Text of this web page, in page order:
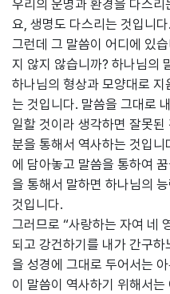
우리의 운명과 환경을 다스리
요, 생명도 다스리는 것입니다.
그런데 그 말씀이 어디에 있
지 않지 않습니까? 하나님의
하나님의 형상과 모양대로
는 것입니다. 말씀을 그대로
일할 것이라 생각하면 잘못
분을 통해서 역사하는 것입
에 담아놓고 말씀을 통하여
을 통해서 말하면 하나님의
것입니다.
그러므로 “사랑하는 자여 네
되고 강건하기를 내가 간구
을 성경에 그대로 두어서는
이 말씀이 역사하기 위해서